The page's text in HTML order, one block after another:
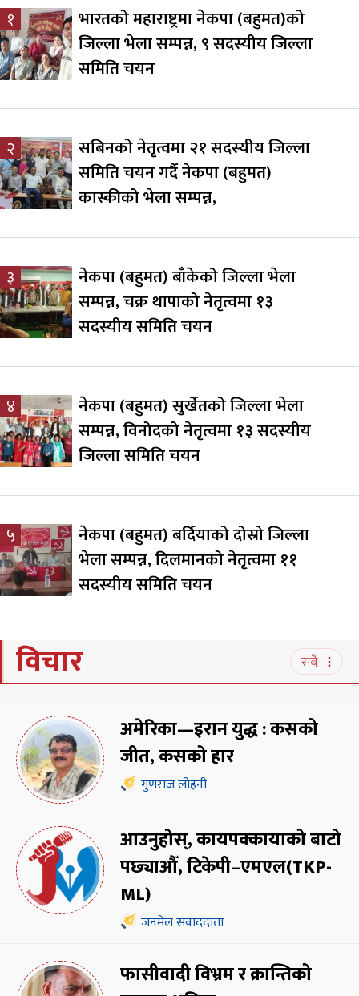
१
भारतको महाराष्ट्रमा नेकपा (बहुमत)को
जिल्ला भेला सम्पन्न, ९ सदस्यीय जिल्ला
समिति चयन
२
सबिनको नेतृत्वमा २१ सदस्यीय जिल्ला
समिति चयन गर्दै नेकपा (बहुमत)
कास्कीको भेला सम्पन्न,
३
नेकपा (बहुमत) बाँकेको जिल्ला भेला
सम्पन्न, चक्र थापाको नेतृत्वमा १३
सदस्यीय समिति चयन
४
नेकपा (बहुमत) सुर्खेतको जिल्ला भेला
सम्पन्न, विनोदको नेतृत्वमा १३ सदस्यीय
जिल्ला समिति चयन
५
नेकपा (बहुमत) बर्दियाको दोस्रो जिल्ला
भेला सम्पन्न, दिलमानको नेतृत्वमा ११
सदस्यीय समिति चयन
विचार सबै
अमेरिका—इरान युद्ध : कसको
जीत, कसको हार
गुणराज लोहनी
आउनुहोस्, कायपक्कायाको बाटो
पछ्याऔँ, टिकेपी–एमएल(TKP-
ML)
जनमेल संवाददाता
फासीवादी विभ्रम र क्रान्तिको